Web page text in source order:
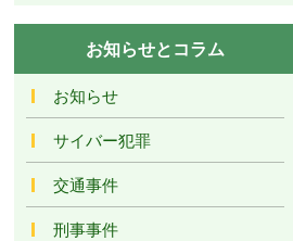
お知らせとコラム
お知らせ
サイバー犯罪
交通事件
刑事事件